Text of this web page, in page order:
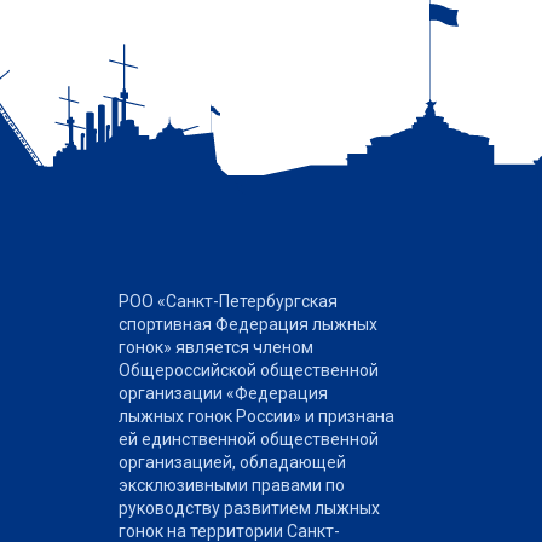
РОО «Санкт-Петербургская
спортивная Федерация лыжных
гонок» является членом
Общероссийской общественной
организации «Федерация
лыжных гонок России» и признана
ей единственной общественной
организацией, обладающей
эксклюзивными правами по
руководству развитием лыжных
гонок на территории Санкт-